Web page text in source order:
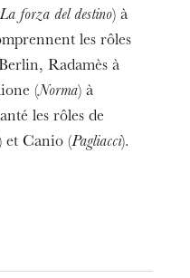
La forza del destino) à
les rôles
Radamès à
(Norma) à
les rôles de
) et Canio (Pagliacci).